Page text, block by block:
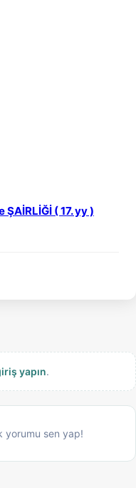
ŞAİRLİĞİ ( 17. yy )
yapın.
yorumu sen yap!